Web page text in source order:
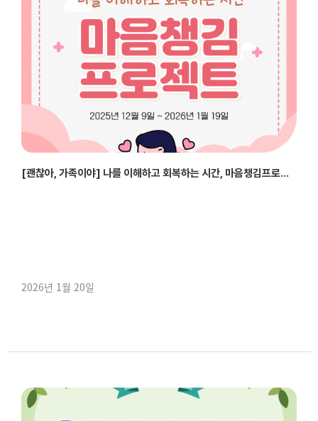
[괜찮아, 가족이야] 나를 이해하고 회복하는 시간, 마음챙김프로젝트
2026년 1월 20일